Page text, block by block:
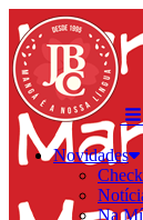
Novidades
Na